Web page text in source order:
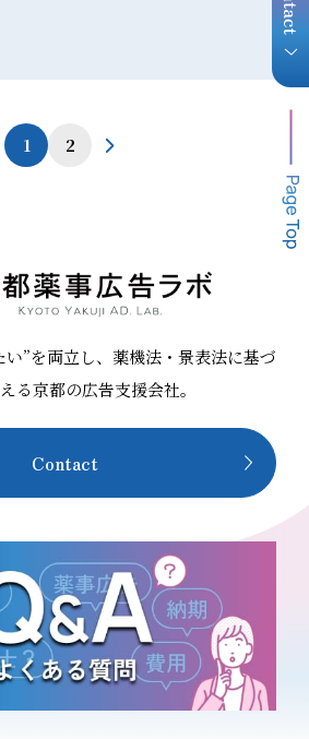
い。 京都薬事広告ラボ株式
向を踏まえた実践的なアドバイスで、貴
講習プランをご提案しています。 2. 中
「薬事コピー実践講座」は有料で受けた
るうえで様ざまな疑問が沸き上がってく
質疑応答の窓口をご案内し受付していま
識や経験にしていただくことができる
ーカイブ配信期間は３か月） 「確認
てほし
意
メントの一歩として大変有意義な講座内
うにしてくださいね✨ 研修・講習
れるようにな
す。 景品表示法違反を避け
表示ルールを知っておく必要がありま
聞 第92号（2023
1 2
い”を両立し、薬機法・景表法に基づ
る京都の広告支援会社。
Contact